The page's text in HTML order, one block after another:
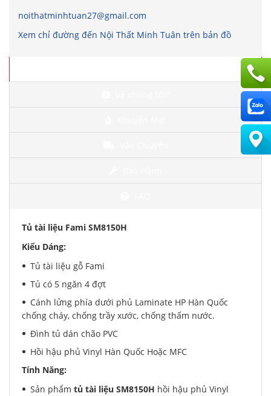
noithatminhtuan27@gmail.com
Xem chỉ đường đến Nội Thất Minh Tuân trên bản đồ
Tủ tài liệu Fami SM8150H
Kiểu Dáng:
Tủ tài liệu gỗ Fami
Tủ có 5 ngăn 4 đợt
Cánh lửng phía dưới phủ Laminate HP Hàn Quốc
chống cháy, chống trầy xước, chống thấm nước.
Đình tủ dán chão PVC
Hồi hậu phủ Vinyl Hàn Quốc Hoặc MFC
Tính Năng:
Sản phẩm tủ tài liệu SM8150H hồi hậu phủ Vinyl